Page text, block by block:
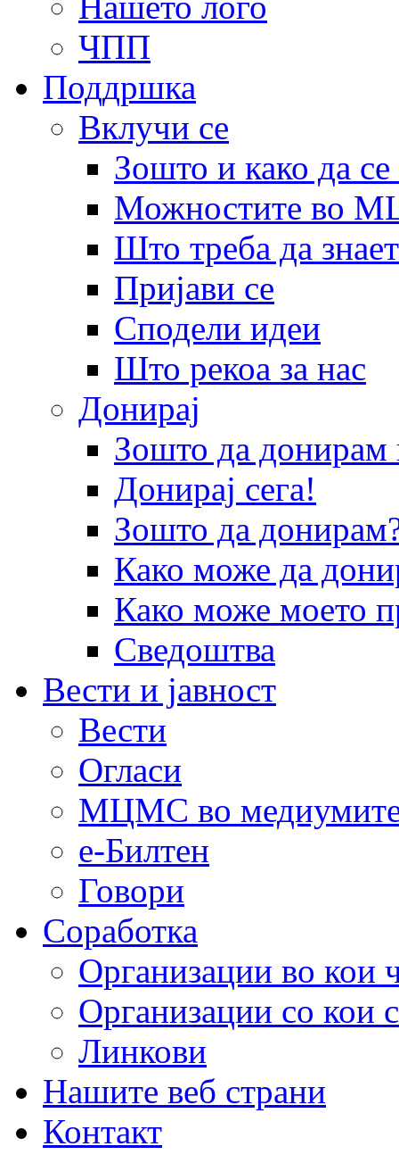
ЧПП
Поддршка
Вклучи се
Зошто и како да
Можностите во
Што треба да
Пријави се
Сподели идеи
Што рекоа за нас
Донирај
Зошто да
Донирај сега!
Зошто да
Како може да
Како може моето
Сведоштва
Вести и јавност
Вести
Огласи
МЦМС во
е-Билтен
Говори
Соработка
Организации во кои
Организации со кои
Линкови
Нашите веб страни
Контакт